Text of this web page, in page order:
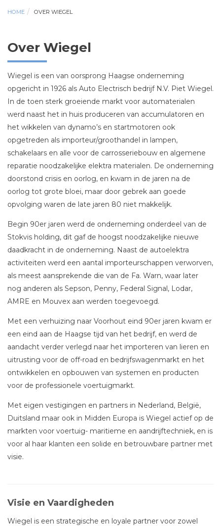
HOME OVER WIEGEL
Over Wiegel
Wiegel is een van oorsprong Haagse onderneming
opgericht in 1926 als Auto Electrisch bedrijf N.V. Piet Wiegel.
In de toen sterk groeiende markt voor automaterialen
werd naast het in huis produceren van accumulatoren en
het wikkelen van dynamo’s en startmotoren ook
opgetreden als importeur/groothandel in lampen,
schakelaars en alle voor de carrosseriebouw en algemene
reparatie noodzakelijke elektra materialen. De onderneming
doorstond crisis en oorlog, en kwam in de jaren na de
oorlog tot grote bloei, maar door gebrek aan goede
opvolging waren de late jaren 80 niet makkelijk.
Begin 90er jaren werd de onderneming onderdeel van de
Stokvis holding, dit gaf de hoogst noodzakelijke nieuwe
daadkracht in de onderneming. Naast de autoelektra
activiteiten werd een aantal importeurschappen verworven,
als meest aansprekende die van de Fa. Warn, waar later
nog anderen als Sepson, Penny, Federal Signal, Lodar,
AMRE en Mouvex aan werden toegevoegd.
Met een verhuizing naar Voorhout eind 90er jaren kwam er
een eind aan de Haagse tijd van het bedrijf, en werd de
aandacht verder verlegd naar het importeren van lieren en
uitrusting voor de off-road en bedrijfswagenmarkt en het
ontwikkelen en opbouwen van systemen en producten
voor de professionele voertuigmarkt.
Met eigen vestigingen en partners in Nederland, België,
Duitsland maar ook in Midden Europa is Wiegel actief op de
markten voor voertuig- maritieme en aandrijftechniek, en is
voor al haar klanten een solide en betrouwbare partner met
visie.
Visie en Vaardigheden
Wiegel is een strategische en loyale partner voor zowel